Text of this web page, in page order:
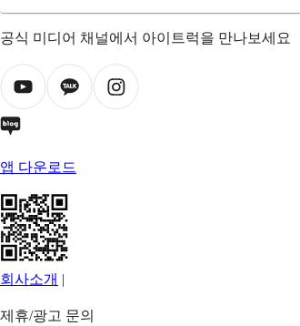
공식 미디어 채널에서 아이트럭을 만나보세요
앱 다운로드
회사소개 |
제휴/광고 문의